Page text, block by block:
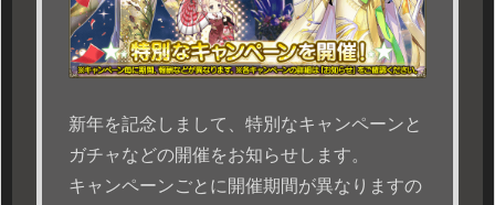
新年を記念しまして、特別なキャンペーンと
ガチャなどの開催をお知らせします。
キャンペーンごとに開催期間が異なりますの